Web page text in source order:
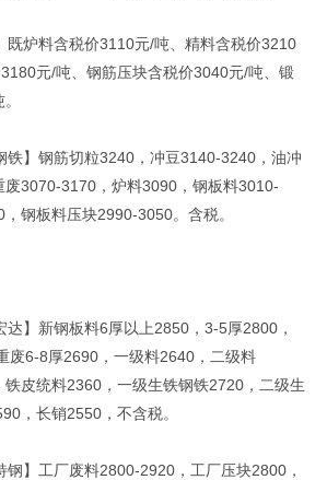
既炉料含税价3110元/吨、精料含税价3210
元/吨、钢筋压块含税价3040元/吨、锻
铁】钢筋切粒3240，冲豆3140-3240，油冲
3070-3170，炉料3090，钢板料3010-
钢板料压块2990-3050。含税。
达】新钢板料6厚以上2850，3-5厚2800，
废6-8厚2690，一级料2640，二级料
皮统料2360，一级生铁钢铁2720，二级生
，长销2550，不含税。
钢】工厂废料2800-2920，工厂压块2800，